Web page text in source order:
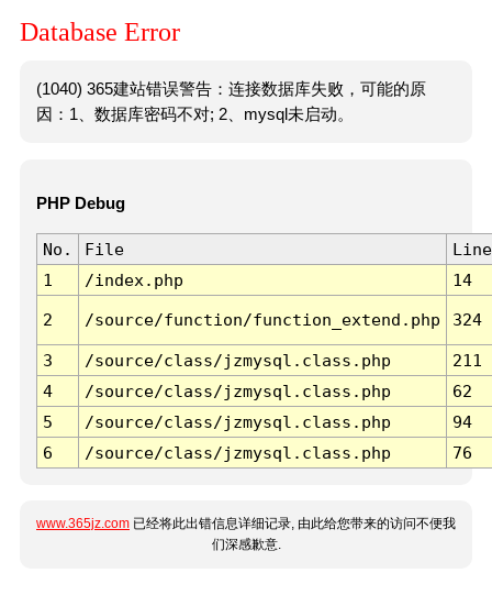
Database Error
(1040) 365建站错误警告：连接数据库失败，可能的原
因：1、数据库密码不对; 2、mysql未启动。
PHP Debug
No. File
Line
1
/index.php 14
2 /source/function/function_extend.php 324
3 /source/class/jzmysql.class.php
211
4
/source/class/jzmysql.class.php
62
5
/source/class/jzmysql.class.php
94
6
/source/class/jzmysql.class.php 76
www.365jz.com 已经将此出错信息详细记录, 由此给您带来的访问不便我
们深感歉意.